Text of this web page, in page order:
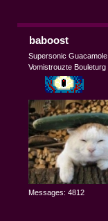
baboost
Supersonic Guacamole
Vomistrouzte Bouleturg
Messages: 4812